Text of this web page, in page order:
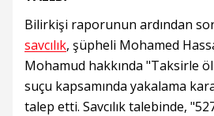
Bilirkişi raporunun ardından
savcılık, şüpheli Mohamed
Mohamud hakkında "Taksirle
suçu kapsamında yakalama
talep etti. Savcılık talebinde,